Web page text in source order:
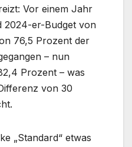
Vor einem Jahr
er-Budget von
76,5 Prozent der
– nun
Prozent – was
von 30
„Standard“ etwas